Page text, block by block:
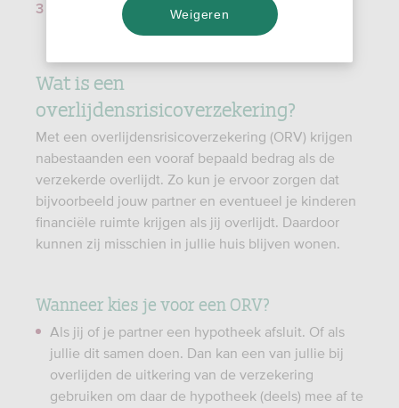
Inkomensverzekering waarmee je inkomen
aanvult als je arbeidsongeschikt wordt
Wat is een
overlijdensrisicoverzekering?
Met een overlijdensrisicoverzekering (ORV) krijgen
nabestaanden een vooraf bepaald bedrag als de
verzekerde overlijdt. Zo kun je ervoor zorgen dat
bijvoorbeeld jouw partner en eventueel je kinderen
financiële ruimte krijgen als jij overlijdt. Daardoor
kunnen zij misschien in jullie huis blijven wonen.
Wanneer kies je voor een ORV?
Als jij of je partner een hypotheek afsluit. Of als
jullie dit samen doen. Dan kan een van jullie bij
overlijden de uitkering van de verzekering
gebruiken om daar de hypotheek (deels) mee af te
Weigeren